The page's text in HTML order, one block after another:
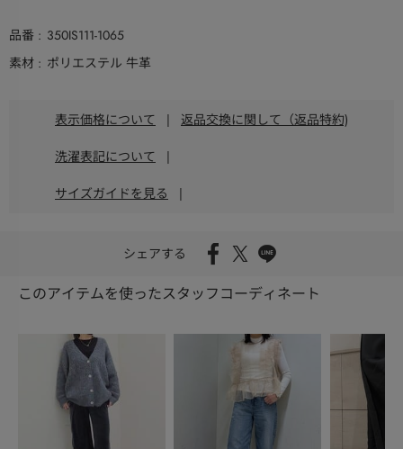
品番
350IS111-1065
素材
ポリエステル 牛革
表示価格について | 返品交換に関して（返品特約)
洗濯表記について |
サイズガイドを見る |
シェアする
このアイテムを使ったスタッフコーディネート